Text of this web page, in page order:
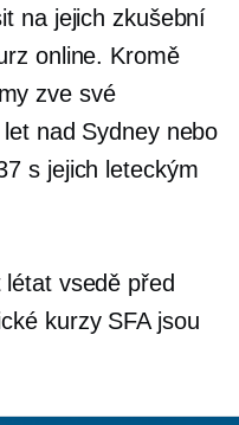
na jejich zkušební
online. Kromě
zve své
nad Sydney nebo
s jejich leteckým
vsedě před
kurzy SFA jsou